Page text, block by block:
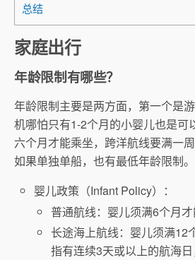
总结
家庭出行
年龄限制有哪些？
年龄限制主要是两方面，第一个是
机哪怕只有1-2个月的小婴儿也是可
六个月才能乘坐，跨洋航线要满一
如果单独单船，也有最低年龄限制。
婴儿政策（Infant Policy）：
普通航线：婴儿须满6个月才
长途海上航线：婴儿须满12
指有连续3天或以上的航海